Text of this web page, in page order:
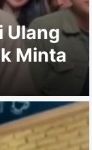
Ulang
Minta